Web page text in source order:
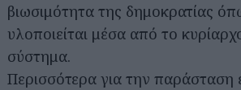
βιωσιμότητα της δημοκρατίας
υλοποιείται μέσα από το
σύστημα.
Περισσότερα για την παράσταση